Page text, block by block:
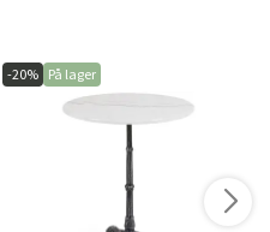
-20% På lager